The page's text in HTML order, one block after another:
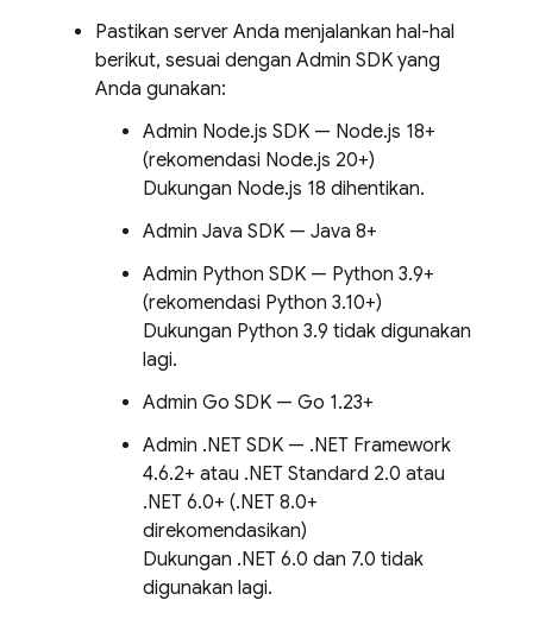
Pastikan server Anda menjalankan hal-hal
berikut, sesuai dengan Admin SDK yang
Anda gunakan:
Admin Node.js SDK — Node.js 18+
(rekomendasi Node.js 20+)
Dukungan Node.js 18 dihentikan.
Admin Java SDK — Java 8+
Admin Python SDK — Python 3.9+
(rekomendasi Python 3.10+)
Dukungan Python 3.9 tidak digunakan
lagi.
Admin Go SDK — Go 1.23+
Admin .NET SDK — .NET Framework
4.6.2+ atau .NET Standard 2.0 atau
.NET 6.0+ (.NET 8.0+
direkomendasikan)
Dukungan .NET 6.0 dan 7.0 tidak
digunakan lagi.